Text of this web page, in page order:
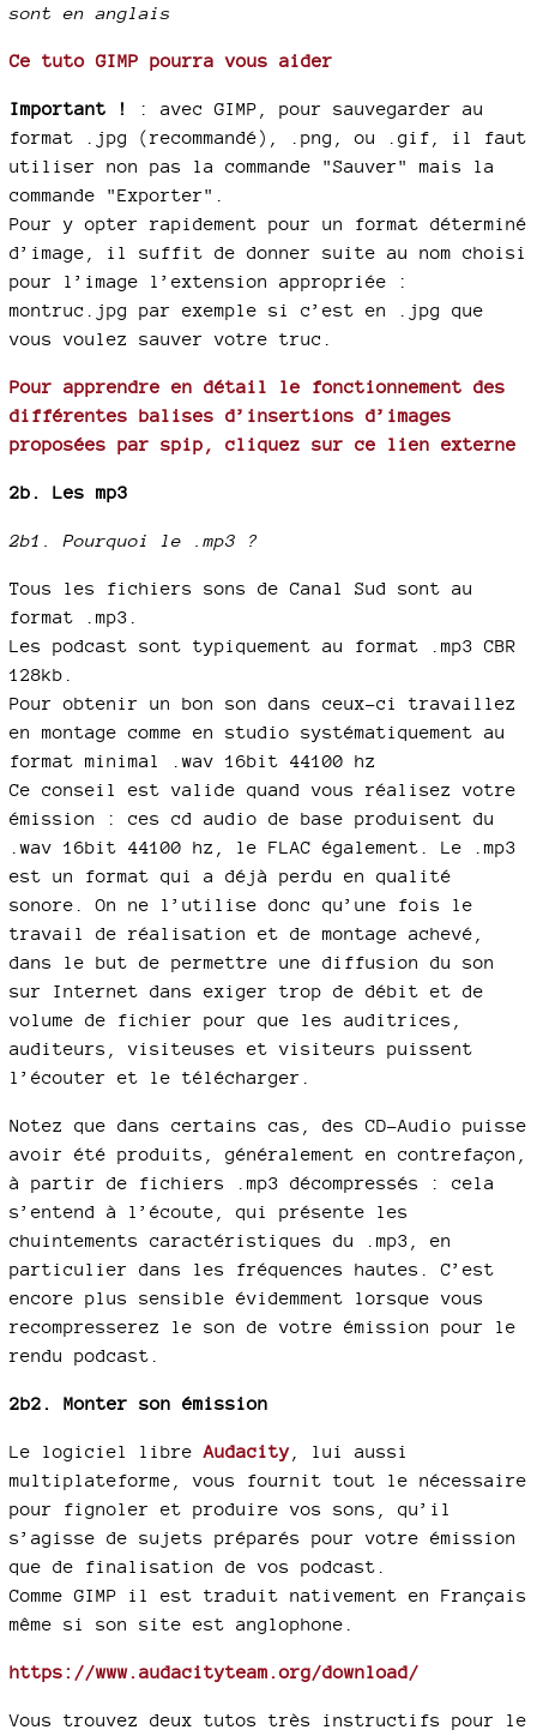
sont en anglais
Ce tuto GIMP pourra vous aider
Important !
: avec GIMP, pour sauvegarder au
format .jpg (recommandé), .png, ou .gif, il faut
utiliser non pas la commande "Sauver" mais la
commande "Exporter".
Pour y opter rapidement pour un format déterminé
d’image, il suffit de donner suite au nom choisi
pour l’image l’extension appropriée :
montruc.jpg par exemple si c’est en .jpg que
vous voulez sauver votre truc.
Pour apprendre en détail le fonctionnement des
différentes balises d’insertions d’images
proposées par spip, cliquez sur ce lien externe
2b. Les mp3
2b1. Pourquoi le .mp3 ?
Tous les fichiers sons de Canal Sud sont au
format .mp3.
Les podcast sont typiquement au format .mp3 CBR
128kb.
Pour obtenir un bon son dans ceux-ci travaillez
en montage comme en studio systématiquement au
format minimal .wav 16bit 44100 hz
Ce conseil est valide quand vous réalisez votre
émission : ces cd audio de base produisent du
.wav 16bit 44100 hz, le FLAC également. Le .mp3
est un format qui a déjà perdu en qualité
sonore. On ne l’utilise donc qu’une fois le
travail de réalisation et de montage achevé,
dans le but de permettre une diffusion du son
sur Internet dans exiger trop de débit et de
volume de fichier pour que les auditrices,
auditeurs, visiteuses et visiteurs puissent
l’écouter et le télécharger.
Notez que dans certains cas, des CD-Audio puisse
avoir été produits, généralement en contrefaçon,
à partir de fichiers .mp3 décompressés : cela
s’entend à l’écoute, qui présente les
chuintements caractéristiques du .mp3, en
particulier dans les fréquences hautes. C’est
encore plus sensible évidemment lorsque vous
recompresserez le son de votre émission pour le
rendu podcast.
2b2. Monter son émission
Le logiciel libre Audacity , lui aussi
multiplateforme, vous fournit tout le nécessaire
pour fignoler et produire vos sons, qu’il
s’agisse de sujets préparés pour votre émission
que de finalisation de vos podcast.
Comme GIMP il est traduit nativement en Français
même si son site est anglophone.
https://www.audacityteam.org/download/
Vous trouvez deux tutos très instructifs pour le